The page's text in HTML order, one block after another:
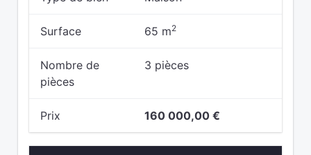
Surface 65 m2
Nombre de
pièces
3 pièces
Prix 160 000,00 €